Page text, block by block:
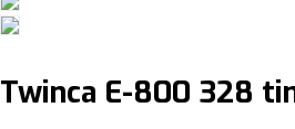
Twinca E-800 328